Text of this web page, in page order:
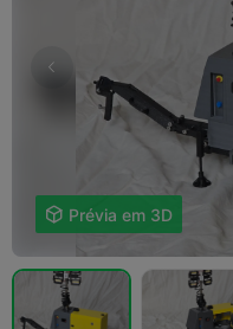
 Prévia em 3D